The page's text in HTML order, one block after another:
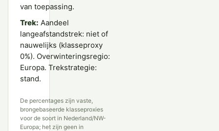
van toepassing.
Trek: Aandeel
langeafstandstrek: niet of
nauwelijks (klasseproxy
0%). Overwinteringsregio:
Europa. Trekstrategie:
stand.
De percentages zijn vaste,
brongebaseerde klasseproxies
voor de soort in Nederland/NW-
Europa; het zijn geen in